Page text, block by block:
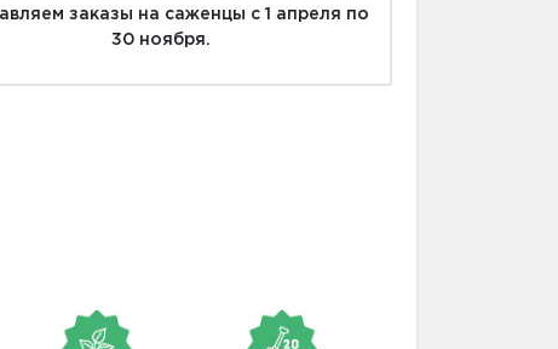
заказы на саженцы с 1 апреля по
30 ноября.